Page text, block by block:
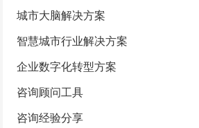
城市大脑解决方案
智慧城市行业解决方案
企业数字化转型方案
咨询顾问工具
咨询经验分享